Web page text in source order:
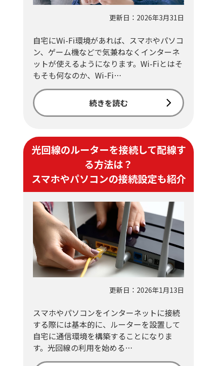
更新日：2026年3月31日
自宅にWi-Fi環境があれば、スマホやパソコ
ン、ゲーム機などで気兼ねなくインターネ
ットが使えるようになります。Wi-Fiとはそ
もそも何なのか、Wi-Fi…
続きを読む
光回線のルーターを接続して配線す
る方法は？
スマホやパソコンの接続設定も紹介
更新日：2026年1月13日
スマホやパソコンをインターネットに接続
する際には基本的に、ルーターを設置して
自宅に通信環境を構築することになりま
す。光回線の利用を始める…